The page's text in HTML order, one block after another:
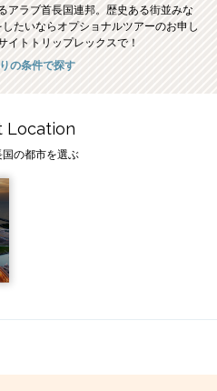
アラブ首長国連邦。歴史ある街並みな
たいならオプショナルツアーのお申し
イトトリップレックスで！
の条件で探す
Location
国の都市を選ぶ